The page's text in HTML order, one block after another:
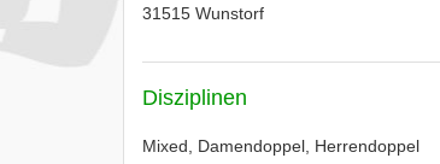
31515 Wunstorf
Disziplinen
Mixed, Damendoppel, Herrendoppel